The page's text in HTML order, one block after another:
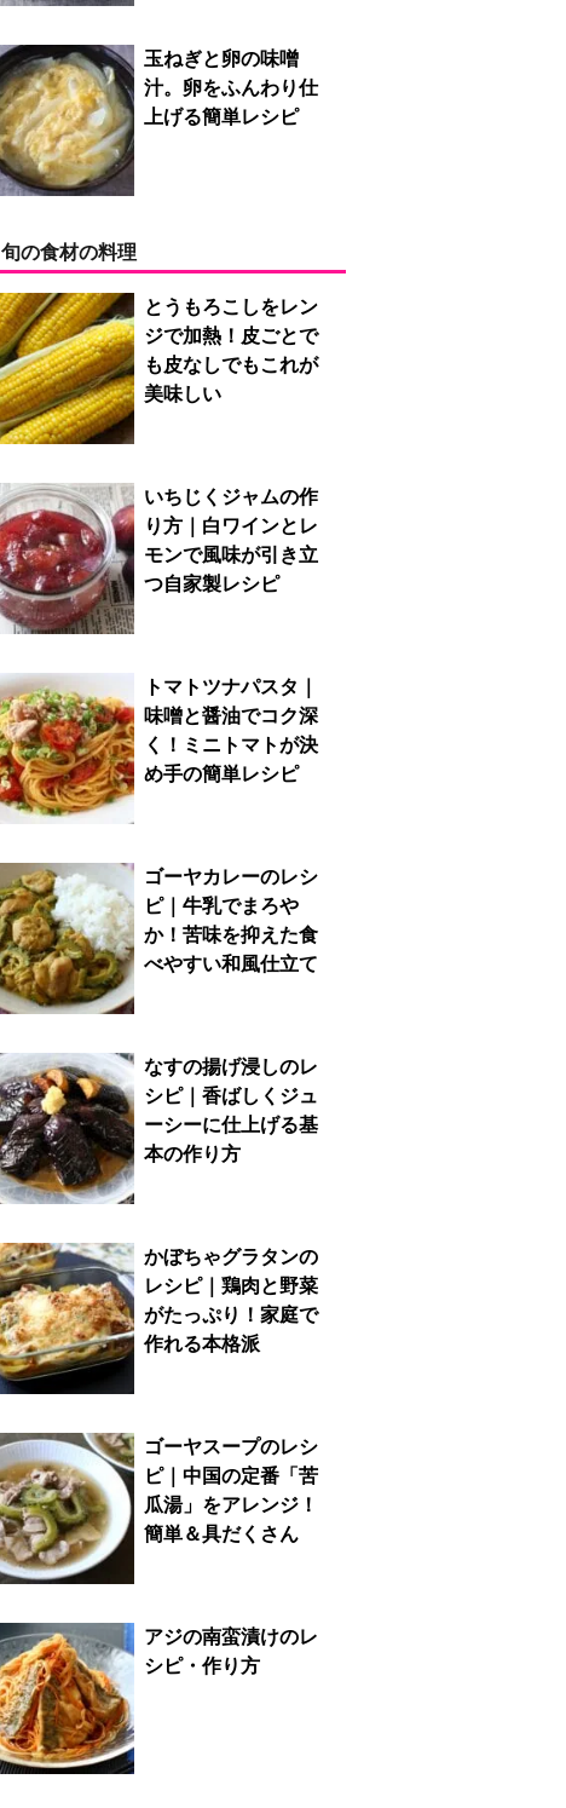
玉ねぎと卵の味噌
汁。卵をふんわり仕
上げる簡単レシピ
旬の食材の料理
とうもろこしをレン
ジで加熱！皮ごとで
も皮なしでもこれが
美味しい
いちじくジャムの作
り方｜白ワインとレ
モンで風味が引き立
つ自家製レシピ
トマトツナパスタ｜
味噌と醤油でコク深
く！ミニトマトが決
め手の簡単レシピ
ゴーヤカレーのレシ
ピ｜牛乳でまろや
か！苦味を抑えた食
べやすい和風仕立て
なすの揚げ浸しのレ
シピ｜香ばしくジュ
ーシーに仕上げる基
本の作り方
かぼちゃグラタンの
レシピ｜鶏肉と野菜
がたっぷり！家庭で
作れる本格派
ゴーヤスープのレシ
ピ｜中国の定番「苦
瓜湯」をアレンジ！
簡単＆具だくさん
アジの南蛮漬けのレ
シピ・作り方